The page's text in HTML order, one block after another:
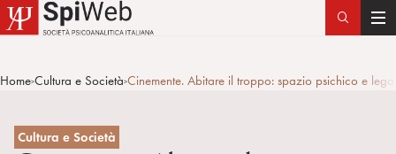
T
g
Home>Cultura e Società>Cinemente. Abitare il troppo: spazio psichico e
Cultura e Società